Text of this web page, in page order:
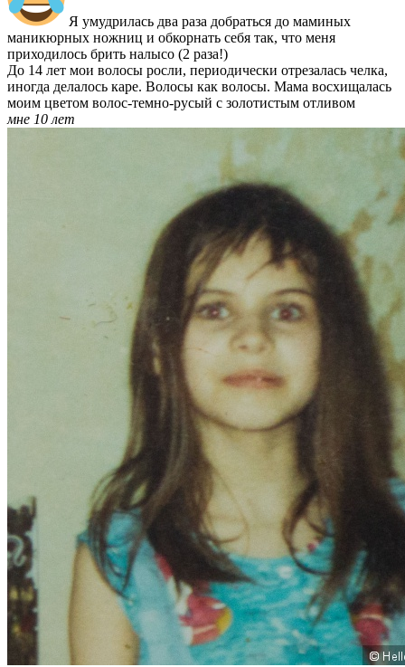
Я умудрилась два раза добраться до маминых
маникюрных ножниц и обкорнать себя так, что меня
приходилось брить налысо (2 раза!)
До 14 лет мои волосы росли, периодически отрезалась челка,
иногда делалось каре. Волосы как волосы. Мама восхищалась
моим цветом волос-темно-русый с золотистым отливом
мне 10 лет